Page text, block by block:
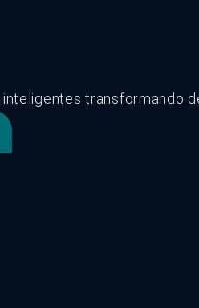
transformando